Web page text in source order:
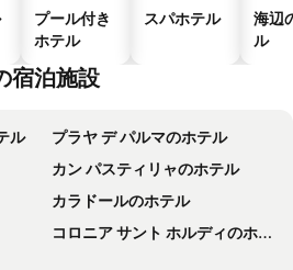
プール付き
ホテル
スパホテル
海辺
ル
宿泊施設
ル
プラヤ デ パルマのホテル
カン パスティリャのホテル
カラドールのホテル
コロニア サント ホルディのホテル